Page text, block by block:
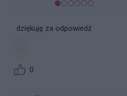
dziękuję za odpowiedź
0